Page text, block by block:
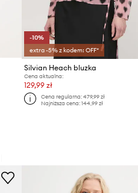
-10%
extra -5% z kodem: OFF*
Silvian Heach bluzka
Cena aktualna:
129,99 zł
Cena regularna: 479,99 zł
Najniższa cena: 144,99 zł